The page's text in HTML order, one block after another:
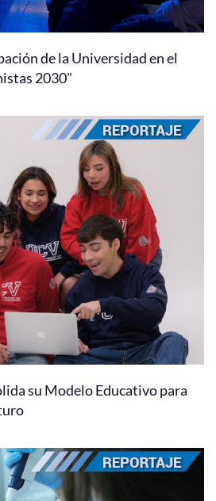
de la Universidad en el
2030"
su Modelo Educativo para